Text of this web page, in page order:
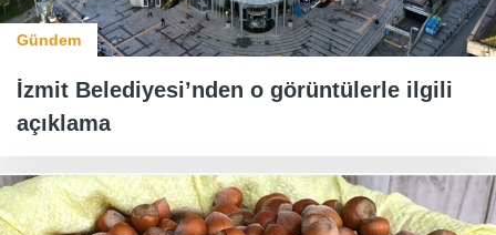
Gündem
İzmit Belediyesi’nden o görüntülerle ilgili
açıklama